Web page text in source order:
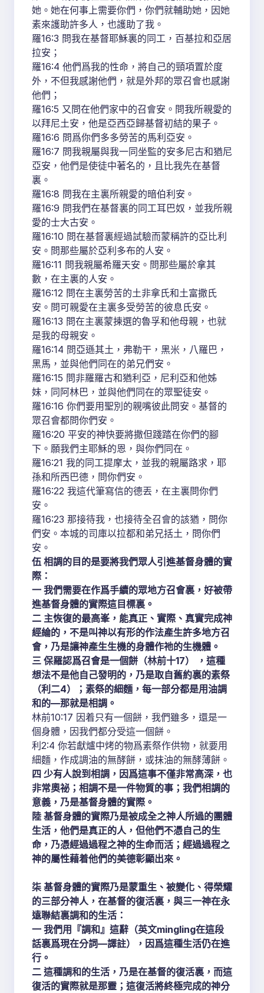
她。她在何事上需要你們，你們就輔助她，因她
素來護助許多人，也護助了我。
羅16:3 問我在基督耶穌裏的同工，百基拉和亞居
拉安；
羅16:4 他們爲我的性命，將自己的頸項置於度
外，不但我感謝他們，就是外邦的眾召會也感謝
他們；
羅16:5 又問在他們家中的召會安。問我所親愛的
以拜尼土安，他是亞西亞歸基督初結的果子。
羅16:6 問爲你們多多勞苦的馬利亞安。
羅16:7 問我親屬與我一同坐監的安多尼古和猶尼
亞安，他們是使徒中著名的，且比我先在基督
裏。
羅16:8 問我在主裏所親愛的暗伯利安。
羅16:9 問我們在基督裏的同工耳巴奴，並我所親
愛的士大古安。
羅16:10 問在基督裏經過試驗而蒙稱許的亞比利
安。問那些屬於亞利多布的人安。
羅16:11 問我親屬希羅天安。問那些屬於拿其
數，在主裏的人安。
羅16:12 問在主裏勞苦的土非拿氏和土富撒氏
安。問可親愛在主裏多受勞苦的彼息氏安。
羅16:13 問在主裏蒙揀選的魯孚和他母親，也就
是我的母親安。
羅16:14 問亞遜其土，弗勒干，黑米，八羅巴，
黑馬，並與他們同在的弟兄們安。
羅16:15 問非羅羅古和猶利亞，尼利亞和他姊
妹，同阿林巴，並與他們同在的眾聖徒安。
羅16:16 你們要用聖別的親嘴彼此問安。基督的
眾召會都問你們安。
羅16:20 平安的神快要將撒但踐踏在你們的腳
下。願我們主耶穌的恩，與你們同在。
羅16:21 我的同工提摩太，並我的親屬路求，耶
孫和所西巴德，問你們安。
羅16:22 我這代筆寫信的德丟，在主裏問你們
安。
羅16:23 那接待我，也接待全召會的該猶，問你
們安。本城的司庫以拉都和弟兄括土，問你們
安。
伍 相調的目的是要將我們眾人引進基督身體的實
際：
一 我們需要在作爲手續的眾地方召會裏，好被帶
進基督身體的實際這目標裏。
二 主恢復的最高峯，能真正、實際、真實完成神
經綸的，不是叫神以有形的作法產生許多地方召
會，乃是讓神產生生機的身體作祂的生機體。
三 保羅認爲召會是一個餅（林前十17） ，這種
想法不是他自己發明的，乃是取自舊約裏的素祭
（利二4）；素祭的細麵，每一部分都是用油調
和的—那就是相調。
林前10:17 因着只有一個餅，我們雖多，還是一
個身體，因我們都分受這一個餅。
利2:4 你若獻爐中烤的物爲素祭作供物，就要用
細麵，作成調油的無酵餅，或抹油的無酵薄餅。
四 少有人說到相調，因爲這事不僅非常高深，也
非常奧祕；相調不是一件物質的事；我們相調的
意義，乃是基督身體的實際。
陸 基督身體的實際乃是被成全之神人所過的團體
生活，他們是真正的人，但他們不憑自己的生
命，乃憑經過過程之神的生命而活；經過過程之
神的屬性藉着他們的美德彰顯出來。
柒 基督身體的實際乃是蒙重生、被變化、得榮耀
的三部分神人，在基督的復活裏，與三一神在永
遠聯結裏調和的生活：
一 我們用『調和』這辭（英文mingling在這段
話裏爲現在分詞—譯註），因爲這種生活仍在進
行。
二 這種調和的生活，乃是在基督的復活裏，而這
復活的實際就是那靈；這復活將終極完成的神分